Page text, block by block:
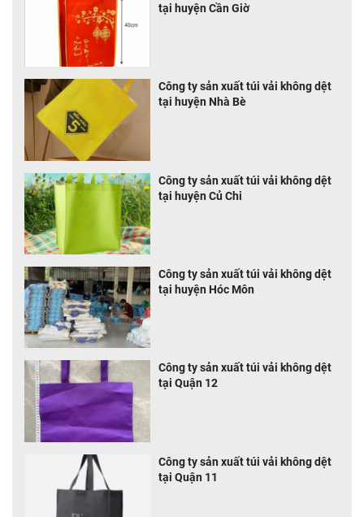
tại huyện Cần Giờ
Công ty sản xuất túi vải không dệt
tại huyện Nhà Bè
Công ty sản xuất túi vải không dệt
tại huyện Củ Chi
Công ty sản xuất túi vải không dệt
tại huyện Hóc Môn
Công ty sản xuất túi vải không dệt
tại Quận 12
Công ty sản xuất túi vải không dệt
tại Quận 11